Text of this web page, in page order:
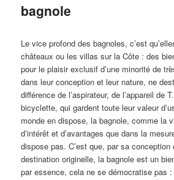
bagnole
Le vice profond des bagnoles, c’est
châteaux ou les villas sur la Côte : des
pour le plaisir exclusif d’une minorité de
dans leur conception et leur nature, ne
différence de l’aspirateur, de l’appareil de
bicyclette, qui gardent toute leur valeur
monde en dispose, la bagnole, comme la
d’intérêt et d’avantages que dans la
dispose pas. C’est que, par sa
destination originelle, la bagnole est un
par essence, cela ne se démocratise pas